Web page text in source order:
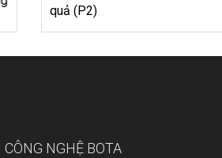
NGHỆ BOTA